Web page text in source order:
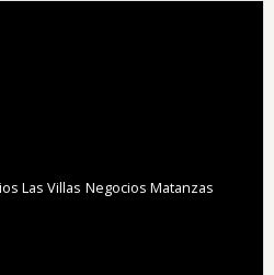
Las Villas Negocios Matanzas